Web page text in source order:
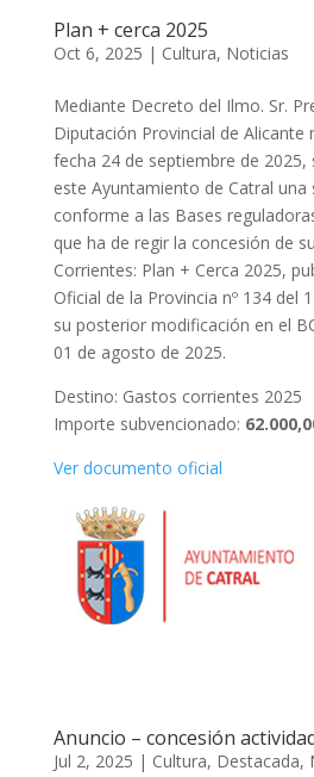
Plan + cerca 2025
Oct 6, 2025 | Cultura, Noticias
Mediante Decreto del Ilmo. Sr.
Diputación Provincial de Alicante
fecha 24 de septiembre de
este Ayuntamiento de Catral una
conforme a las Bases
que ha de regir la concesión de
Corrientes: Plan + Cerca 2025,
Oficial de la Provincia nº 134 del
su posterior modificación en el
01 de agosto de 2025.
Destino: Gastos corrientes 2025
Importe subvencionado:
Ver documento oficial
Anuncio – concesión
Jul 2, 2025 | Cultura, Destacada,